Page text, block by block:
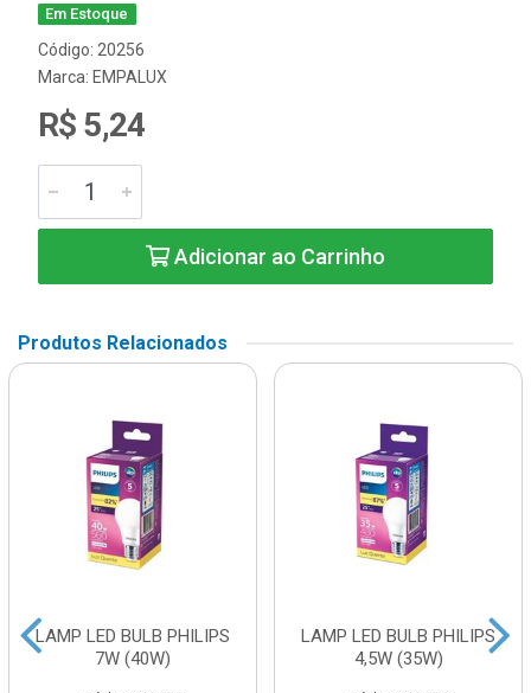
Em Estoque
Código: 20256
Marca: EMPALUX
R$ 5,24
Adicionar ao Carrinho
Produtos Relacionados
LAMP LED BULB PHILIPS
7W (40W)
LAMP LED BULB PHILIPS
4,5W (35W)